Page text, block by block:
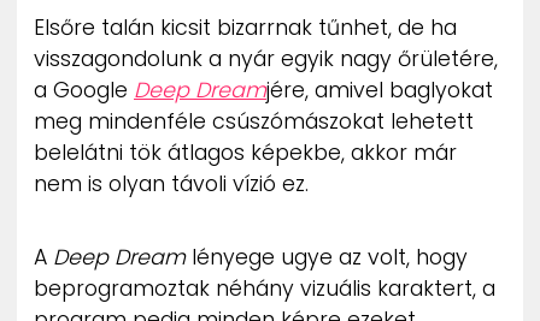
ZENE
MÉDIAAJÁNLAT
IMPRESSZUM
PR-ARCHÍVUM
ADATKEZELÉSI TÁJÉKOZTATÓ
Elsőre talán kicsit bizarrnak tűnhet, de ha
visszagondolunk a nyár egyik nagy őrületére,
a Google Deep Dreamjére, amivel baglyokat
meg mindenféle csúszómászokat lehetett
belelátni tök átlagos képekbe, akkor már
nem is olyan távoli vízió ez.
A Deep Dreamlényege ugye az volt, hogy
beprogramoztak néhány vizuális karaktert, a